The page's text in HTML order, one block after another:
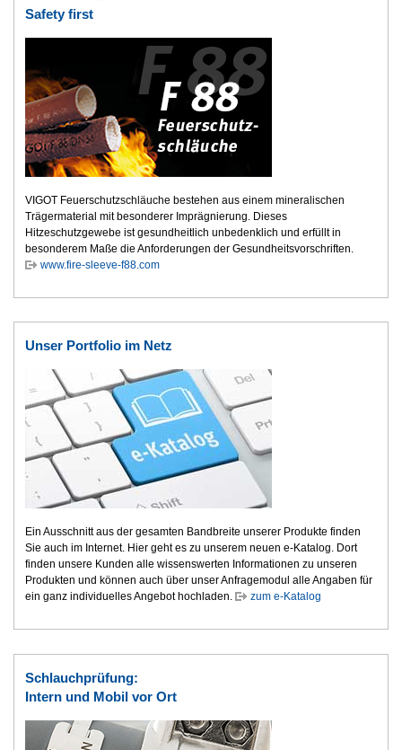
Safety first
VIGOT Feuerschutzschläuche ­bestehen aus einem mineralischen
Trägermaterial mit besonderer Imprägnierung. Dieses
Hitzeschutzgewebe ist gesundheitlich unbedenklich und erfüllt in
besonderem Maße die Anforderungen der Gesundheitsvorschriften.
www.fire-sleeve-f88.com
Unser Portfolio im Netz
Ein Ausschnitt aus der gesamten Bandbreite unserer Produkte finden
Sie auch im Internet. Hier geht es zu unserem neuen e-Katalog. Dort
finden unsere Kunden alle wissenswerten Informationen zu unseren
Produkten und können auch über unser Anfragemodul alle Angaben für
ein ganz individuelles Angebot hochladen.
zum e-Katalog
Schlauchprüfung:
Intern und Mobil vor Ort